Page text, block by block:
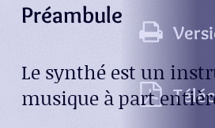
Préambule
Le synthé est un
musique à part